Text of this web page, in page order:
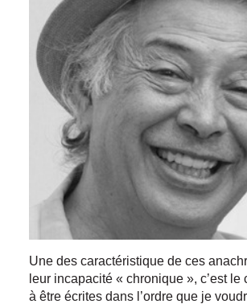
Une des caractéristique de ces
leur incapacité « chronique », c’est le
à être écrites dans l’ordre que je